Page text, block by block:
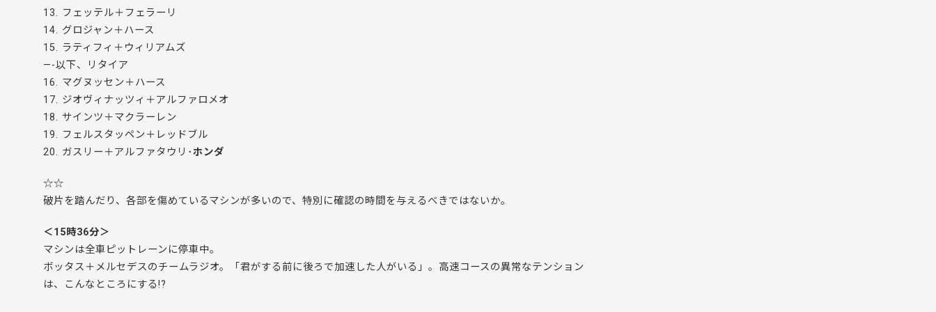
13. フェッテル＋フェラーリ
14. グロジャン＋ハース
15. ラティフィ＋ウィリアムズ
—-以下、リタイア
16. マグヌッセン＋ハース
17. ジオヴィナッツィ＋アルファロメオ
18. サインツ＋マクラーレン
19. フェルスタッペン＋レッドブル
20. ガスリー＋アルファタウリ･ホンダ
☆☆
破片を踏んだり、各部を傷めているマシンが多いので、特別に確認の時間を与えるべきではないか。
＜15時36分＞
マシンは全車ピットレーンに停車中。
ボッタス＋メルセデスのチームラジオ。「君がする前に後ろで加速した人がいる」。高速コースの異常なテンション
は、こんなところにする!?